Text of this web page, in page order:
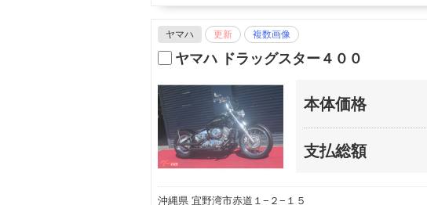
ヤマハ 更新 複数画像
ヤマハ ドラッグスター４００
本体価格
支払総額
沖縄県 宜野湾市赤道１−２−１５